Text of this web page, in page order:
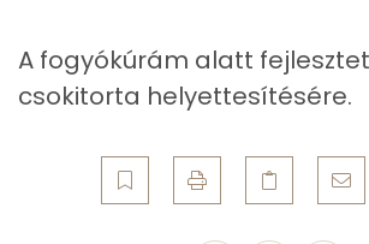
Zsír
Összesen
Telített zsírsav
A fogyókúrám alatt
csokitorta helyettesítésére.